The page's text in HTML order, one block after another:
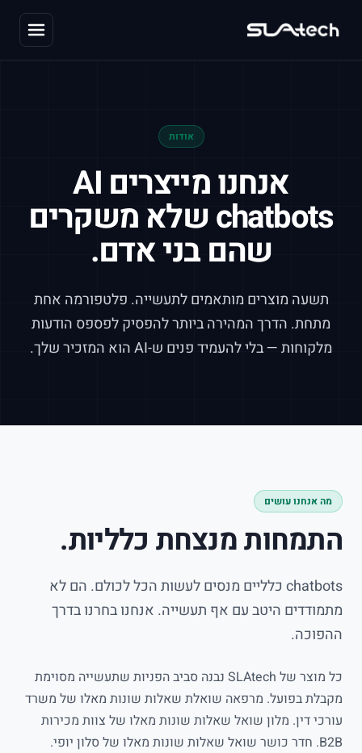
אודות
אנחנו מייצרים AI
chatbotsשלא משקרים
שהם בני אדם.
תשעה מוצרים מותאמים לתעשייה. פלטפורמה אחת
מתחת. הדרך המהירה ביותר להפסיק לפספס הודעות
מלקוחות — בלי להעמיד פנים ש-AIהוא המזכיר שלך.
מה אנחנו עושים
התמחות מנצחת כלליות.
chatbots כלליים מנסים לעשות הכל לכולם. הם לא
מתמודדים היטב עם אף תעשייה. אנחנו בחרנו בדרך
ההפוכה.
כל מוצר של SLAtech נבנה סביב הפניות שתעשייה מסוימת
מקבלת בפועל. מרפאה שואלת שאלות שונות מאלו של משרד
עורכי דין. מלון שואל שאלות שונות מאלו של צוות מכירות
B2B. חדר כושר שואל שאלות שונות מאלו של סלון יופי.